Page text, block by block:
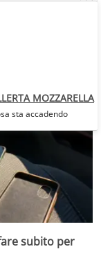
subito per
MOZZARELLA
accadendo